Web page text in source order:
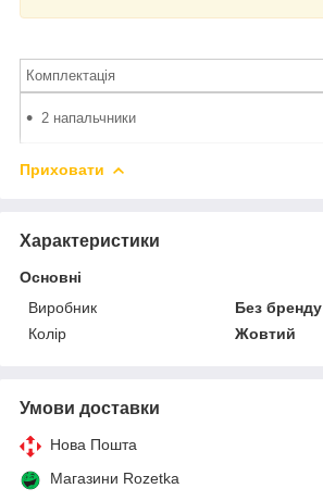
Комплектація
2 напальчники
Приховати
Характеристики
Основні
Виробник
Без бренду
Колір
Жовтий
Умови доставки
Нова Пошта
Магазини Rozetka